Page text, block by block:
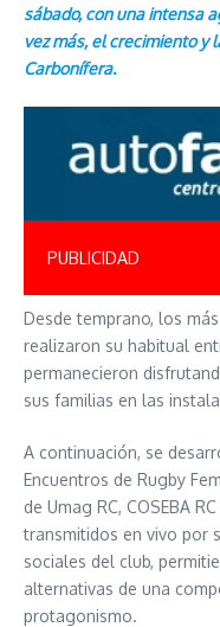
sábado, con una intensa
vez más, el crecimiento y
Carbonífera.
PUBLICIDAD
Desde temprano, los
realizaron su habitual
permanecieron
sus familias en las
A continuación, se
Encuentros de Rugby
de Umag RC, COSEBA
transmitidos en vivo por
sociales del club,
alternativas de una
protagonismo.